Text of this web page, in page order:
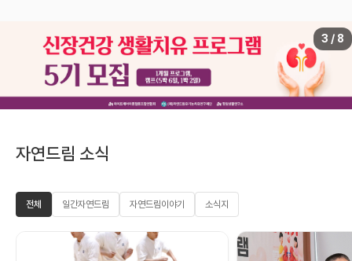
3 / 8
자연드림 소식
전체 일간자연드림 자연드림이야기 소식지